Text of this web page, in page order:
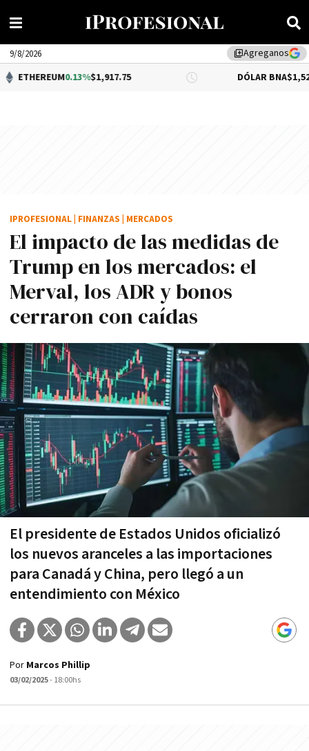
library_addAgreganos
9/8/2026
0.13%$1,917.75 DÓLAR BNA $1,520.00
El impacto de las medidas de
Trump en los mercados: el
Merval, los ADR y bonos
cerraron con caídas
El presidente de Estados Unidos oficializó
los nuevos aranceles a las importaciones
para Canadá y China, pero llegó a un
entendimiento con México
IPROFESIONAL FINANZAS MERCADOS
Por Marcos Phillip
03/02/2025- 18:00hs